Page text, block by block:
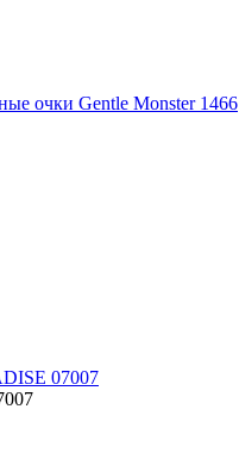
очки Gentle Monster 1466
07007